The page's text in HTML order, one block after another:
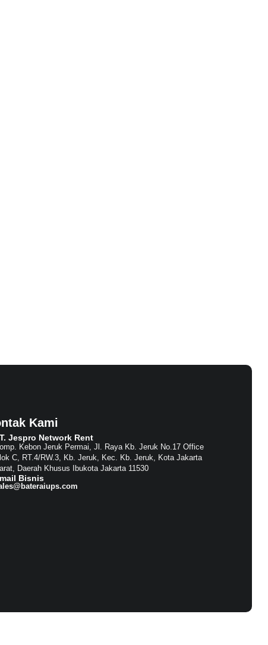
Kami
Jespro Network Rent​
Kebon Jeruk Permai, Jl. Raya Kb. Jeruk No.17 Office
C, RT.4/RW.3, Kb. Jeruk, Kec. Kb. Jeruk, Kota Jakarta
Daerah Khusus Ibukota Jakarta 11530
Bisnis​